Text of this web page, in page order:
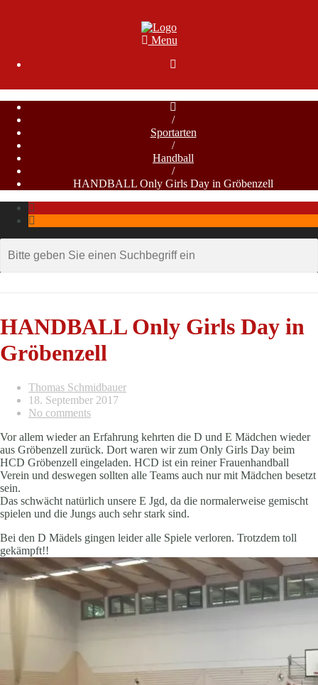
Menu

/
Sportarten
/
Handball
/
HANDBALL Only Girls Day in Gröbenzell
HANDBALL Only Girls Day in
Gröbenzell
Thomas Schmidbauer
18. September 2017
No comments
Vor allem wieder an Erfahrung kehrten die D und E Mädchen wieder
aus Gröbenzell zurück. Dort waren wir zum Only Girls Day beim
HCD Gröbenzell eingeladen. HCD ist ein reiner Frauenhandball
Verein und deswegen sollten alle Teams auch nur mit Mädchen besetzt
sein.
Das schwächt natürlich unsere E Jgd, da die normalerweise gemischt
spielen und die Jungs auch sehr stark sind.
Bei den D Mädels gingen leider alle Spiele verloren. Trotzdem toll
gekämpft!!